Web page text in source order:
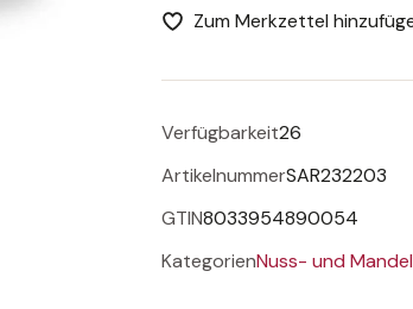
Zum Merkzettel
Verfügbarkeit26
ArtikelnummerSAR232203
GTIN8033954890054
KategorienNuss- und